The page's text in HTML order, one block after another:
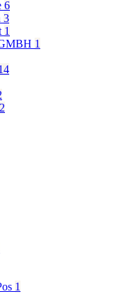
6
3
1
1
2
1